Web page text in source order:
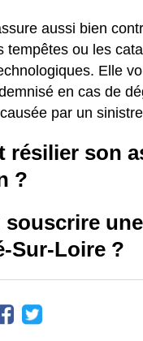
aussi bien
tempêtes ou les
Elle
en cas de
par un
résilier son
?
Sur-Loire ?